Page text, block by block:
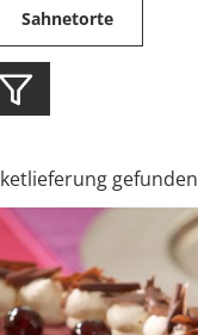
Sahnetorte
gefunden